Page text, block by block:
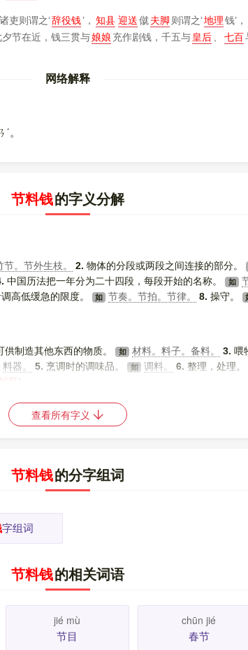
吏则谓之‘辞役钱’， 知县 迎送僦夫脚 则谓之‘地理钱’，
夕节在近，钱三贯与娘娘 充作剧钱，千五与皇后、 七百
网络解释
。
节料钱的字义分解
节。节外生枝。 2. 物体的分段或两段之间连接的部分。
中国历法把一年分为二十四段，每段开始的名称。 如
高低缓急的限度。 如 节奏。节拍。节律。 8. 操守。
供制造其他东西的物质。 如 材料。料子。备料。 3. 喂
料器。 5. 烹调时的调味品。 如 调料。 6. 整理，处理。
释
查看所有字义
节料钱的分字组词
字组词
节料钱的相关词语
jié mù
节目
chūn jié
春节